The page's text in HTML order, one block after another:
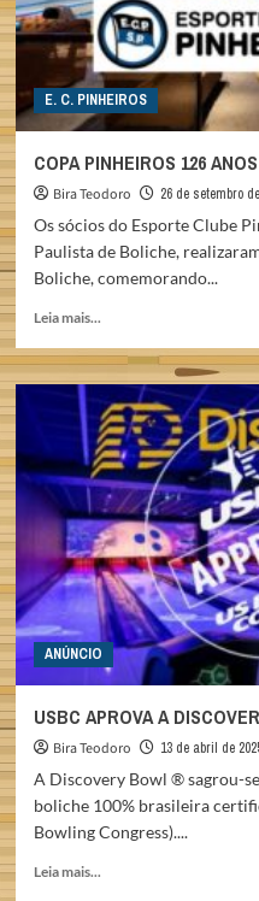
E. C. PINHEIROS
COPA PINHEIROS 126 ANOS
Bira Teodoro 26 de setembro
Os sócios do Esporte Clube
Paulista de Boliche,
Boliche, comemorando...
Leia mais...
about
COPA
PINHEIROS
126
ANOS
ANÚNCIO
USBC APROVA A
Bira Teodoro 13 de abril de
A Discovery Bowl ® sagrou-
boliche 100% brasileira
Bowling Congress)....
Leia mais...